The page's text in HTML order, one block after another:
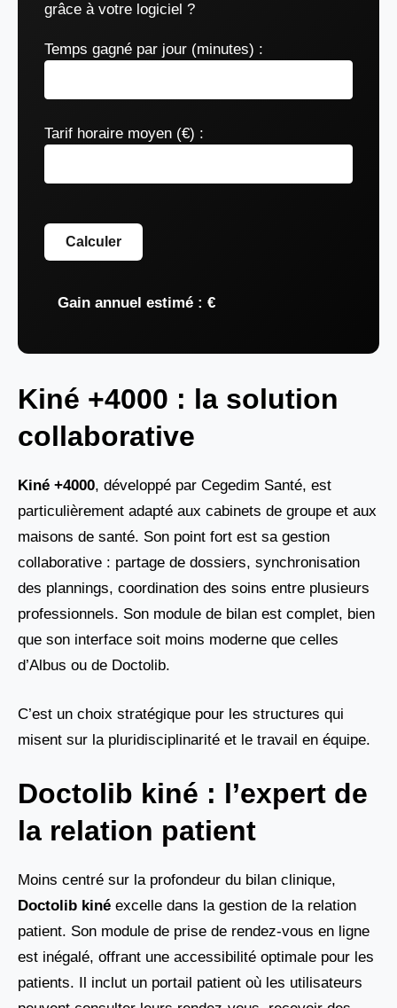
grâce à votre logiciel ?
Temps gagné par jour (minutes) :
Tarif horaire moyen (€) :
Calculer
Gain annuel estimé : €
Kiné +4000 : la solution
collaborative
Kiné +4000, développé par Cegedim Santé, est
particulièrement adapté aux cabinets de groupe et aux
maisons de santé. Son point fort est sa gestion
collaborative : partage de dossiers, synchronisation
des plannings, coordination des soins entre plusieurs
professionnels. Son module de bilan est complet, bien
que son interface soit moins moderne que celles
d’Albus ou de Doctolib.
C’est un choix stratégique pour les structures qui
misent sur la pluridisciplinarité et le travail en équipe.
Doctolib kiné : l’expert de
la relation patient
Moins centré sur la profondeur du bilan clinique,
Doctolib kiné excelle dans la gestion de la relation
patient. Son module de prise de rendez-vous en ligne
est inégalé, offrant une accessibilité optimale pour les
patients. Il inclut un portail patient où les utilisateurs